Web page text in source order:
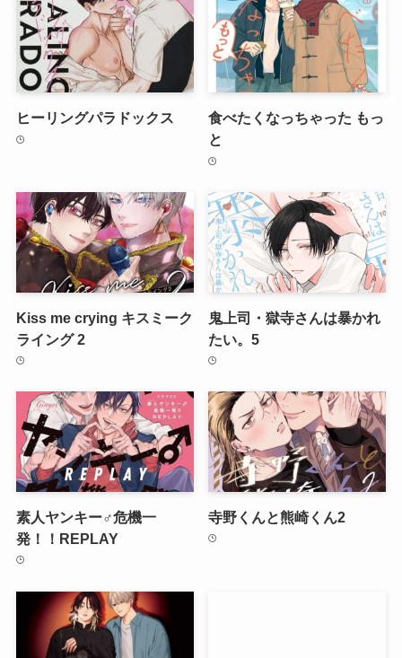
ヒーリングパラドックス
食べたくなっちゃった もっ
と
Kiss me crying キスミーク
ライング 2
鬼上司・獄寺さんは暴かれ
たい。5
素人ヤンキー♂危機一
発！！REPLAY
寺野くんと熊崎くん2